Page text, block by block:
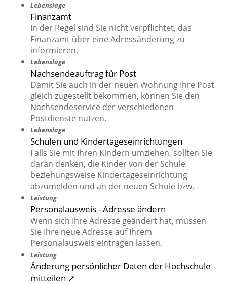
Lebenslage
Finanzamt
In der Regel sind Sie nicht verpflichtet, das
Finanzamt über eine Adressänderung zu
informieren.
Lebenslage
Nachsendeauftrag für Post
Damit Sie auch in der neuen Wohnung Ihre Post
gleich zugestellt bekommen, können Sie den
Nachsendeservice der verschiedenen
Postdienste nutzen.
Lebenslage
Schulen und Kindertageseinrichtungen
Falls Sie mit Ihren Kindern umziehen, sollten Sie
daran denken, die Kinder von der Schule
beziehungsweise Kindertageseinrichtung
abzumelden und an der neuen Schule bzw.
Leistung
Personalausweis - Adresse ändern
Wenn sich Ihre Adresse geändert hat, müssen
Sie Ihre neue Adresse auf Ihrem
Personalausweis eintragen lassen.
Leistung
Änderung persönlicher Daten der Hochschule
mitteilen ➚